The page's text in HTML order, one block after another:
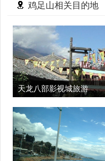
鸡足山相关目的地
天龙八部影视城旅游